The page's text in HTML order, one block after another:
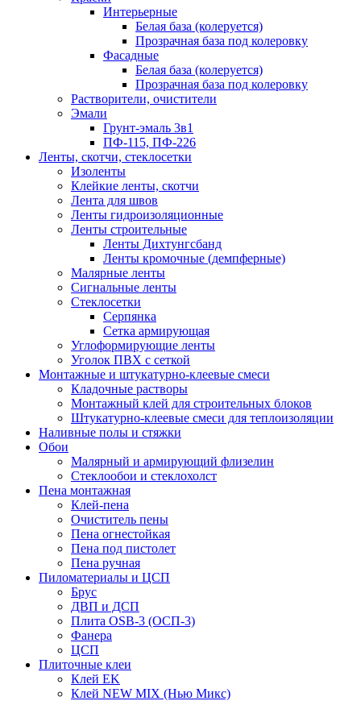
Интерьерные
Белая база (колеруется)
Прозрачная база под колеровку
Фасадные
Белая база (колеруется)
Прозрачная база под колеровку
Растворители, очистители
Эмали
Грунт-эмаль 3в1
ПФ-115, ПФ-226
Ленты, скотчи, стеклосетки
Изоленты
Клейкие ленты, скотчи
Лента для швов
Ленты гидроизоляционные
Ленты строительные
Ленты Дихтунгсбанд
Ленты кромочные (демпферные)
Малярные ленты
Сигнальные ленты
Стеклосетки
Серпянка
Сетка армирующая
Углоформирующие ленты
Уголок ПВХ с сеткой
Монтажные и штукатурно-клеевые смеси
Кладочные растворы
Монтажный клей для строительных блоков
Штукатурно-клеевые смеси для теплоизоляции
Наливные полы и стяжки
Обои
Малярный и армирующий флизелин
Стеклообои и стеклохолст
Пена монтажная
Клей-пена
Очиститель пены
Пена огнестойкая
Пена под пистолет
Пена ручная
Пиломатериалы и ЦСП
Брус
ДВП и ДСП
Плита OSB-3 (ОСП-3)
Фанера
ЦСП
Плиточные клеи
Клей EK
Клей NEW MIX (Нью Микс)